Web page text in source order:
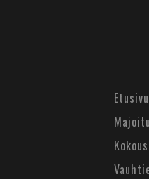
Etusivu